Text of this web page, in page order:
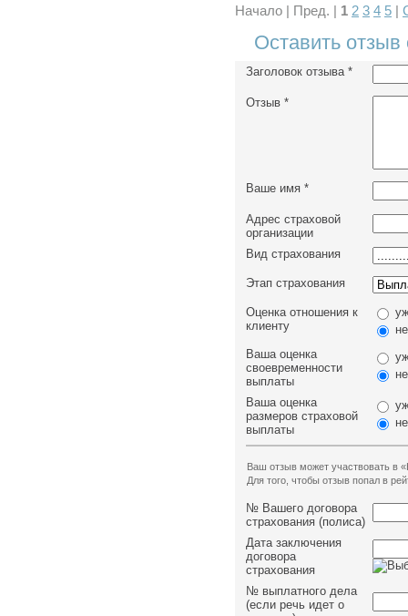
Начало | Пред. | 1 2 3 4 5
Оставить
Заголовок отзыва *
Отзыв *
Ваше имя *
Адрес страховой
организации
Вид страхования
Этап страхования
Оценка отношения к
клиенту
Ваша оценка
своевременности
выплаты
Ваша оценка
размеров страховой
выплаты
Ваш отзыв может участвовать в
Для того, чтобы отзыв попал в
№ Вашего договора
страхования (полиса)
Дата заключения
договора
страхования
№ выплатного дела
(если речь идет о